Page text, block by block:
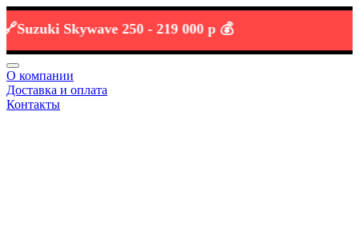
Skywave 250 -219 000 р 💰
О компании
Доставка и оплата
Контакты